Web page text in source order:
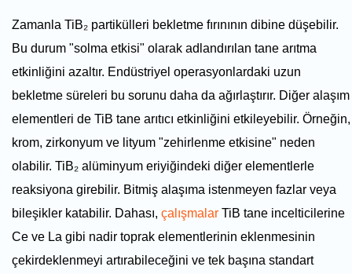
Zamanla TiB₂ partikülleri bekletme fırınının dibine düşebilir.
Bu durum "solma etkisi" olarak adlandırılan tane arıtma
etkinliğini azaltır. Endüstriyel operasyonlardaki uzun
bekletme süreleri bu sorunu daha da ağırlaştırır. Diğer alaşım
elementleri de TiB tane arıtıcı etkinliğini etkileyebilir. Örneğin,
krom, zirkonyum ve lityum "zehirlenme etkisine" neden
olabilir. TiB₂ alüminyum eriyiğindeki diğer elementlerle
reaksiyona girebilir. Bitmiş alaşıma istenmeyen fazlar veya
bileşikler katabilir. Dahası, çalışmalar TiB tane incelticilerine
Ce ve La gibi nadir toprak elementlerinin eklenmesinin
çekirdeklenmeyi artırabileceğini ve tek başına standart